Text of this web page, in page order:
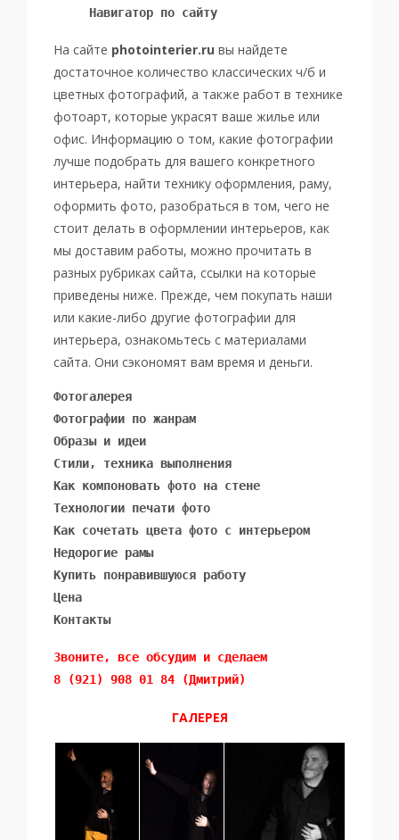
Навигатор по сайту
На сайте photointerier.ru вы найдете
достаточное количество классических ч/б и
цветных фотографий, а также работ в технике
фотоарт, которые украсят ваше жилье или
офис. Информацию о том, какие фотографии
лучше подобрать для вашего конкретного
интерьера, найти технику оформления, раму,
оформить фото, разобраться в том, чего не
стоит делать в оформлении интерьеров, как
мы доставим работы, можно прочитать в
разных рубриках сайта, ссылки на которые
приведены ниже. Прежде, чем покупать наши
или какие-либо другие фотографии для
интерьера, ознакомьтесь с материалами
сайта. Они сэкономят вам время и деньги.
Фотогалерея
Фотографии по жанрам
Образы и идеи
Стили, техника выполнения
Как компоновать фото на стене
Технологии печати фото
Как сочетать цвета фото с интерьером
Недорогие рамы
Купить понравившуюся работу
Цена
Контакты
Звоните, все обсудим и сделаем
8 (921) 908 01 84 (Дмитрий)
ГАЛЕРЕЯ